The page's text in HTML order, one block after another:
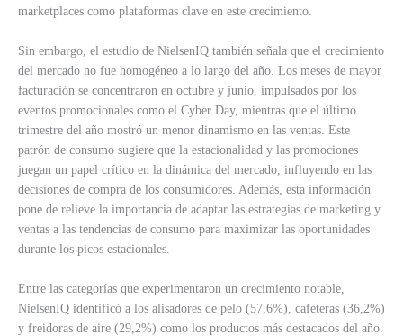
marketplaces como plataformas clave en este crecimiento.
Sin embargo, el estudio de NielsenIQ también señala que el crecimiento
del mercado no fue homogéneo a lo largo del año. Los meses de mayor
facturación se concentraron en octubre y junio, impulsados por los
eventos promocionales como el Cyber Day, mientras que el último
trimestre del año mostró un menor dinamismo en las ventas. Este
patrón de consumo sugiere que la estacionalidad y las promociones
juegan un papel crítico en la dinámica del mercado, influyendo en las
decisiones de compra de los consumidores. Además, esta información
pone de relieve la importancia de adaptar las estrategias de marketing y
ventas a las tendencias de consumo para maximizar las oportunidades
durante los picos estacionales.
Entre las categorías que experimentaron un crecimiento notable,
NielsenIQ identificó a los alisadores de pelo (57,6%), cafeteras (36,2%)
y freidoras de aire (29,2%) como los productos más destacados del año.